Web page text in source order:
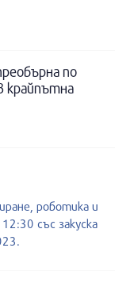
по
крайпътна
роботика и
със закуска